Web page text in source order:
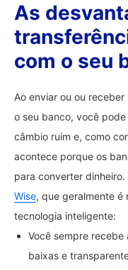
As
com o seu
Ao enviar ou ou
o seu banco, você
câmbio ruim e, como
acontece porque os
para converter
Wise, que geralmente é
tecnologia inteligente:
Você sempre
baixas e